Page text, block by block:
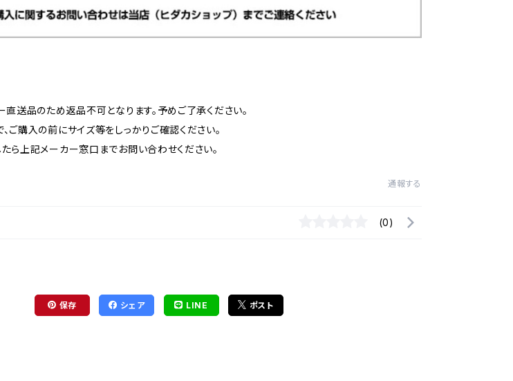
直送品のため返品不可となります。予めご了承ください。
ご購入の前にサイズ等をしっかりご確認ください。
ら上記メーカー窓口までお問い合わせください。
通報する
(0)
保存 シェア LINE ポスト